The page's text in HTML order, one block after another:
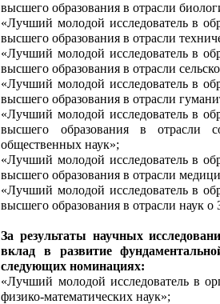
высшего образования в отрасли
«Лучший молодой исследователь в
высшего образования в отрасли
«Лучший молодой исследователь в
высшего образования в отрасли
«Лучший молодой исследователь в
высшего образования в отрасли
«Лучший молодой исследователь в
высшего образования в отрасли
общественных наук»;
«Лучший молодой исследователь в
высшего образования в отрасли
«Лучший молодой исследователь в
высшего образования в отрасли наук о
За результаты научных
вклад в развитие
следующих номинациях:
«Лучший молодой исследователь в
физико-математических наук»;